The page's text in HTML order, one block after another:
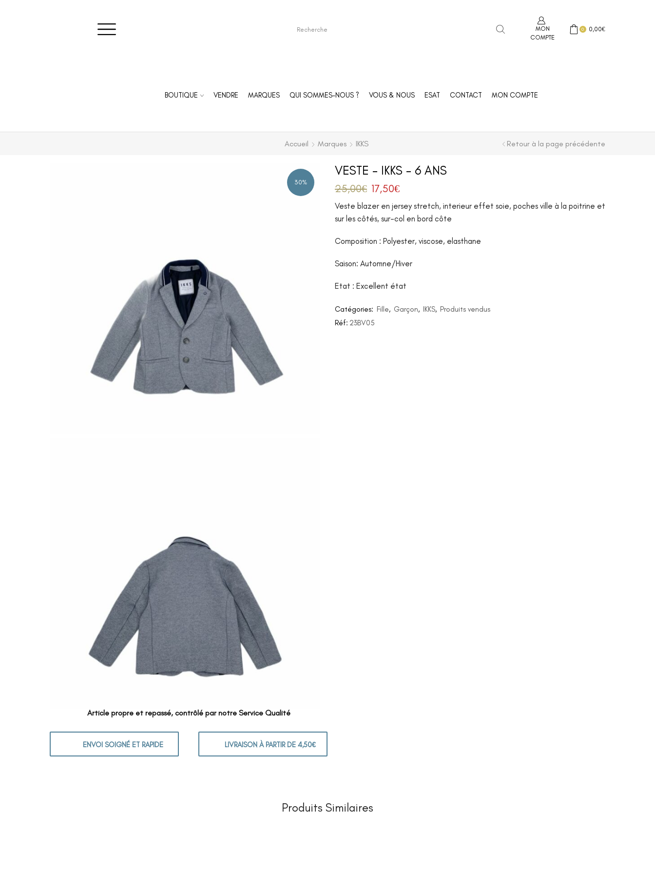
MON
COMPTE
0 0,00€
BOUTIQUE VENDRE MARQUES QUI SOMMES-NOUS ? VOUS & NOUS ESAT CONTACT MON COMPTE
Accueil Marques IKKS Retour à la page précédente
30%
VESTE – IKKS – 6 ANS
25,00€ 17,50€
Veste blazer en jersey stretch, interieur effet soie, poches ville à la poitrine et
sur les côtés, sur-col en bord côte
Composition : Polyester, viscose, elasthane
Saison: Automne/Hiver
Etat : Excellent état
Catégories: Fille, Garçon, IKKS, Produits vendus
Réf: 23BV05
Article propre et repassé, contrôlé par notre Service Qualité
ENVOI SOIGNÉ ET RAPIDE LIVRAISON À PARTIR DE 4,50€
Produits Similaires